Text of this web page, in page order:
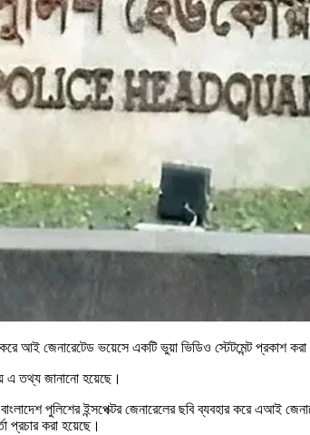
আই জেনারেটেড ভয়েসে একটি ভুয়া ভিডিও স্টেটমেন্ট প্রকাশ
এ তথ্য জানানো হয়েছে।
পুলিশের ইন্সপেক্টর জেনারেলের ছবি ব্যবহার করে এআই
প্রচার করা হয়েছে।